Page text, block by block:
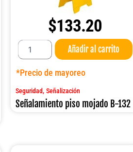
$133.20
Señalamiento
mojado
B-
cantidad
Añadir al carrito
*Precio de mayoreo
Seguridad,Señalización
Señalamiento piso mojado B-132